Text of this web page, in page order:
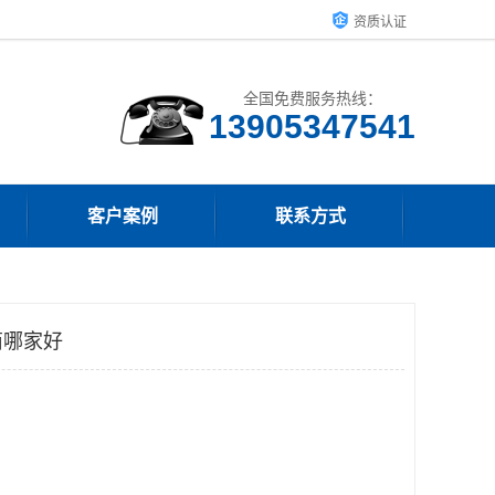
资质认证
全国免费服务热线：
13905347541
客户案例 联系方式
家好